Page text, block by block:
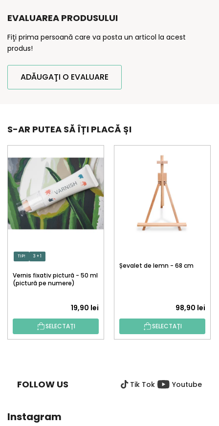
EVALUAREA PRODUSULUI
Fiţi prima persoană care va posta un articol la acest
produs!
ADĂUGAŢI O EVALUARE
S-AR PUTEA SĂ ÎȚI PLACĂ ȘI
TIP! 3 + 1
Vernis fixativ pictură - 50 ml
(pictură pe numere)
19,90 lei
SELECTAȚI
Șevalet de lemn - 68 cm
98,90 lei
SELECTAȚI
FOLLOW US Tik Tok Youtube
Instagram